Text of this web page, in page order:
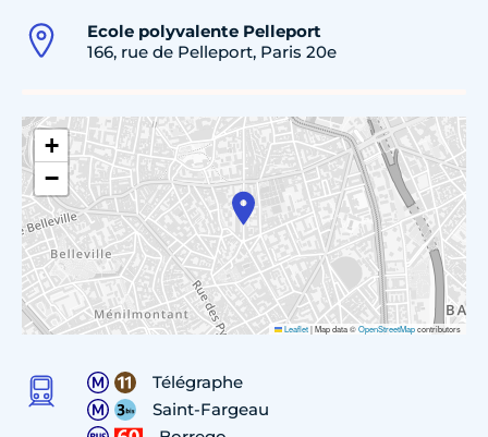
Ecole polyvalente Pelleport
166, rue de Pelleport, Paris 20e
+
−
Leaflet|Map data ©OpenStreetMapcontributors
Télégraphe
Saint-Fargeau